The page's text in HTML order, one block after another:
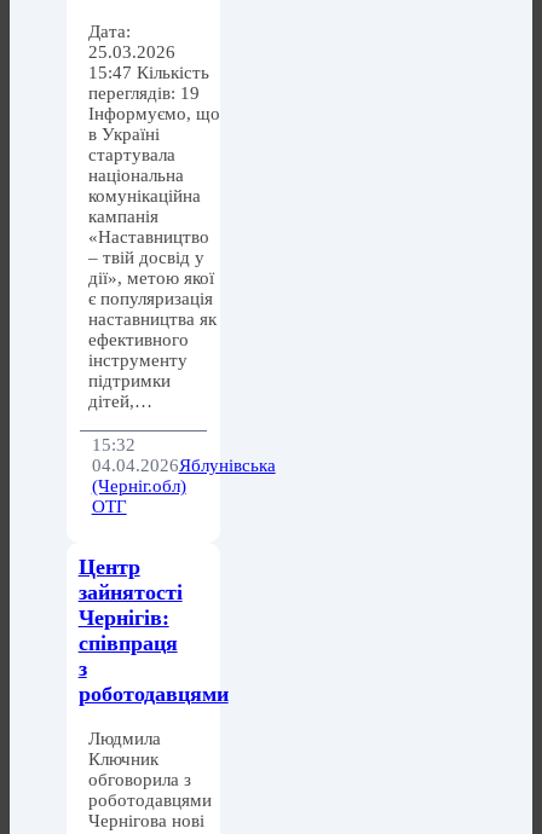
Дата:
25.03.2026
15:47 Кількість
переглядів: 19
Інформуємо, що
в Україні
стартувала
національна
комунікаційна
кампанія
«Наставництво
– твій досвід у
дії», метою якої
є популяризація
наставництва як
ефективного
інструменту
підтримки
дітей,…
15:32
04.04.2026Яблунівська
(Черніг.обл)
ОТГ
Центр
зайнятості
Чернігів:
співпраця
з
роботодавцями
Людмила
Ключник
обговорила з
роботодавцями
Чернігова нові